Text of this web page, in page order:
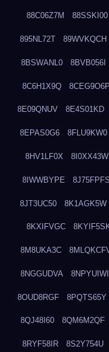
88C06Z7M 88SSKI00
895NL72T 89WVKQCH
8BSWANL0 8BVB056I
8C6H1X9Q 8CEG9O6P
8E09QNUV 8E4S01KD
8EPAS0G6 8FLU9KW0
8HV1LF0X 8I0XX43W
8IWWBYPE 8J75FPFS
8JT3UC50 8K1AGK5W
8KXIFVGC
8M8UKA3C
8NGGUDVA 8NPYUIWI
8OUD8RGF 8PQTS65Y
8QJ48I60 8QM6M2QF
8RYF58IR 8S2Y754U